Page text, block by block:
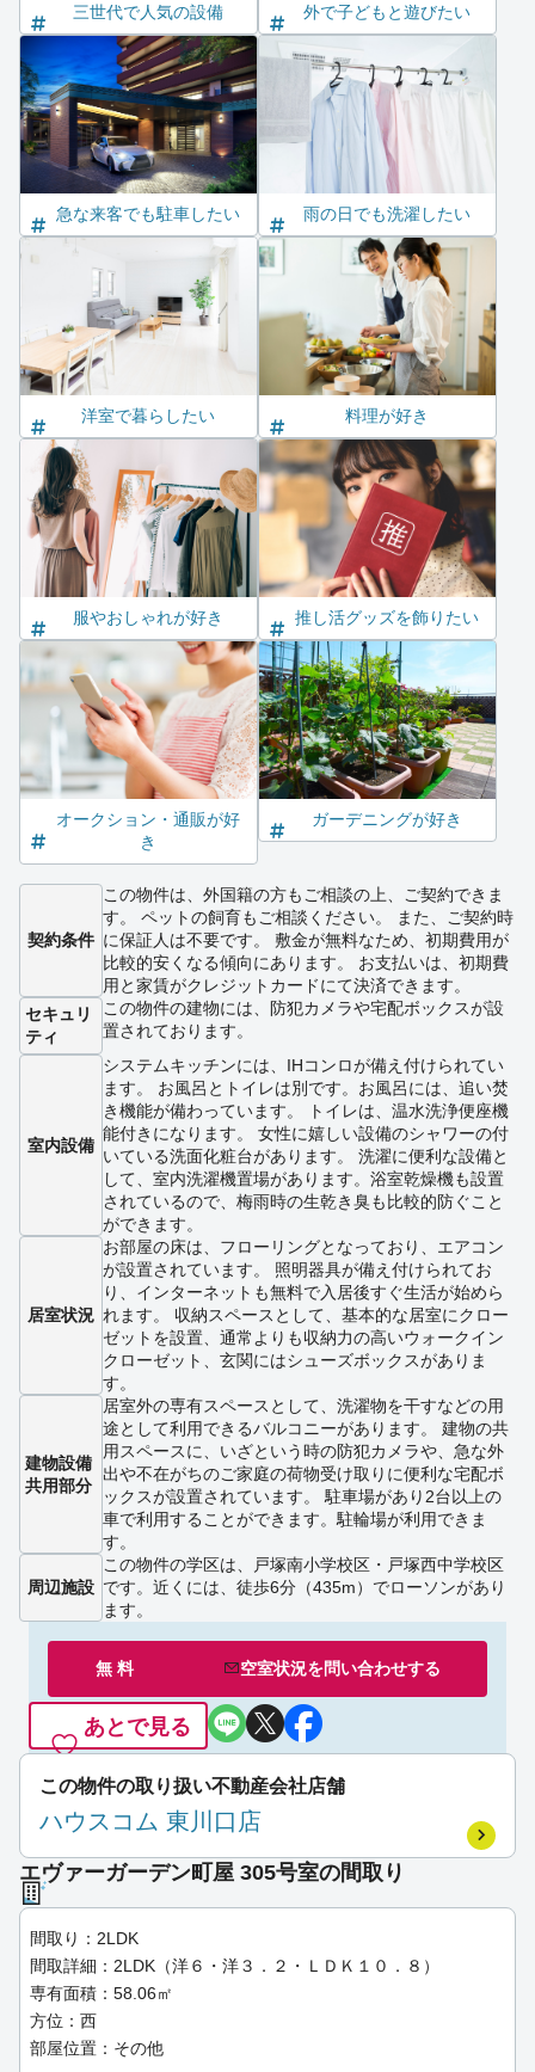
三世代で人気の設備 外で子どもと遊びたい
急な来客でも駐車したい 雨の日でも洗濯したい
洋室で暮らしたい 料理が好き
服やおしゃれが好き 推し活グッズを飾りたい
オークション・通販が好
き
ガーデニングが好き
契約条件
この物件は、外国籍の方もご相談の上、ご契約できま
す。 ペットの飼育もご相談ください。 また、ご契約時
に保証人は不要です。 敷金が無料なため、初期費用が
比較的安くなる傾向にあります。 お支払いは、初期費
用と家賃がクレジットカードにて決済できます。
セキュリ
ティ
この物件の建物には、防犯カメラや宅配ボックスが設
置されております。
室内設備
システムキッチンには、IHコンロが備え付けられてい
ます。 お風呂とトイレは別です。お風呂には、追い焚
き機能が備わっています。 トイレは、温水洗浄便座機
能付きになります。 女性に嬉しい設備のシャワーの付
いている洗面化粧台があります。 洗濯に便利な設備と
して、室内洗濯機置場があります。浴室乾燥機も設置
されているので、梅雨時の生乾き臭も比較的防ぐこと
ができます。
居室状況
お部屋の床は、フローリングとなっており、エアコン
が設置されています。 照明器具が備え付けられてお
り、インターネットも無料で入居後すぐ生活が始めら
れます。 収納スペースとして、基本的な居室にクロー
ゼットを設置、通常よりも収納力の高いウォークイン
クローゼット、玄関にはシューズボックスがありま
す。
建物設備
共用部分
居室外の専有スペースとして、洗濯物を干すなどの用
途として利用できるバルコニーがあります。 建物の共
用スペースに、いざという時の防犯カメラや、急な外
出や不在がちのご家庭の荷物受け取りに便利な宅配ボ
ックスが設置されています。 駐車場があり2台以上の
車で利用することができます。駐輪場が利用できま
す。
周辺施設
この物件の学区は、戸塚南小学校区・戸塚西中学校区
です。近くには、徒歩6分（435m）でローソンがあり
ます。
無 料 空室状況を問い合わせする
あとで見る
この物件の取り扱い不動産会社店舗
ハウスコム 東川口店
エヴァーガーデン町屋 305号室の間取り
間取り：2LDK
間取詳細：2LDK（洋６・洋３．２・ＬＤＫ１０．８）
専有面積：58.06㎡
方位：西
部屋位置：その他